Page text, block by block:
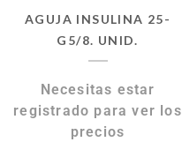
AGUJA INSULINA 25-
G5/8. UNID.
Necesitas estar
registrado para ver los
precios